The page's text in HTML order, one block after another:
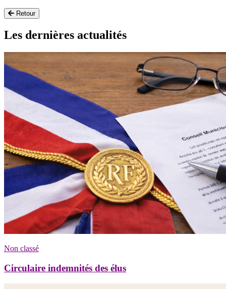
Retour
Les dernières actualités
Non classé
Circulaire indemnités des élus